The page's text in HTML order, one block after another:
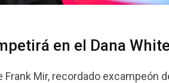
en el Dana
Frank Mir, recordado excampeón